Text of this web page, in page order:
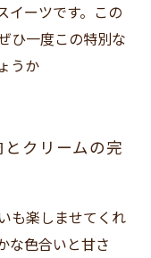
イーツです。この
ひ一度この特別な
うか
クリームの完
も楽しませてくれ
な色合いと甘さ